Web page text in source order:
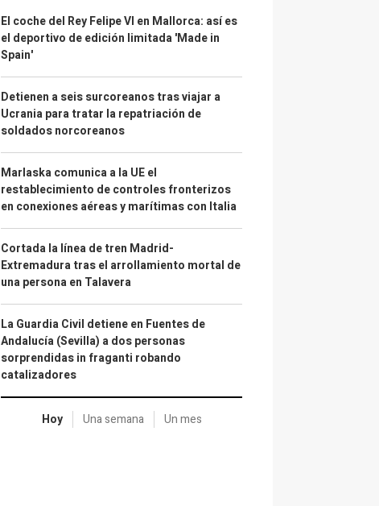
El coche del Rey Felipe VI en Mallorca: así es
el deportivo de edición limitada 'Made in
Spain'
Detienen a seis surcoreanos tras viajar a
Ucrania para tratar la repatriación de
soldados norcoreanos
Marlaska comunica a la UE el
restablecimiento de controles fronterizos
en conexiones aéreas y marítimas con Italia
Cortada la línea de tren Madrid-
Extremadura tras el arrollamiento mortal de
una persona en Talavera
La Guardia Civil detiene en Fuentes de
Andalucía (Sevilla) a dos personas
sorprendidas in fraganti robando
catalizadores
Hoy Una semana Un mes